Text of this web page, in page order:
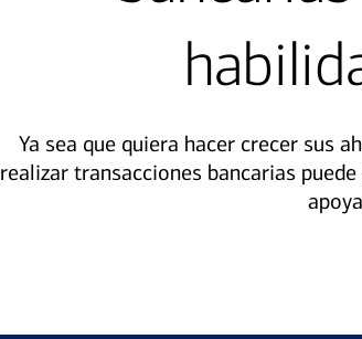
Ya sea que quiera hacer crecer sus
realizar transacciones bancarias